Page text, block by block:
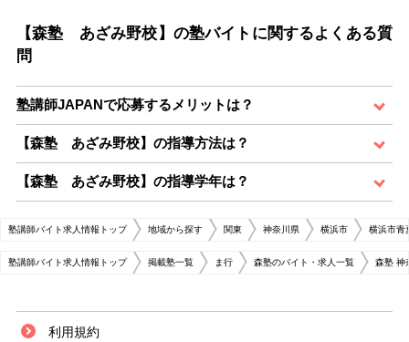
【森塾 あざみ野校】の塾バイトに関するよくある質
問
塾講師JAPANで応募するメリットは？
【森塾 あざみ野校】の指導方法は？
【森塾 あざみ野校】の指導学年は？
塾講師バイト求人情報トップ 地域から探す 関東 神奈川県 横浜市 横浜市青
塾講師バイト求人情報トップ 掲載塾一覧 ま行 森塾のバイト・求人一覧 森塾 神
利用規約